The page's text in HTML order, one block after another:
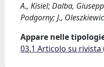
A., Kisiel; Dalba,
Podgorny; J.,
Appare nelle
03.1 Articolo su rivista